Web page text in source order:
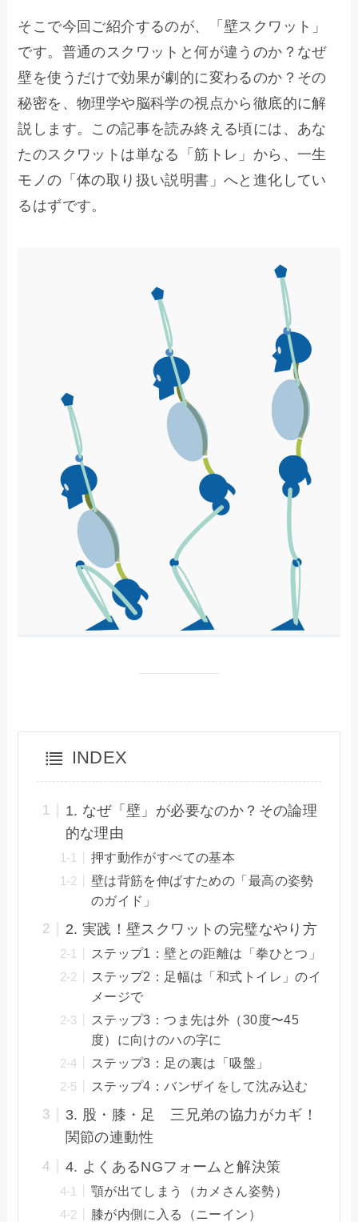
そこで今回ご紹介するのが、「壁スクワット」
です。普通のスクワットと何が違うのか？なぜ
壁を使うだけで効果が劇的に変わるのか？その
秘密を、物理学や脳科学の視点から徹底的に解
説します。この記事を読み終える頃には、あな
たのスクワットは単なる「筋トレ」から、一生
モノの「体の取り扱い説明書」へと進化してい
るはずです。
INDEX
1. なぜ「壁」が必要なのか？その論理
的な理由
押す動作がすべての基本
壁は背筋を伸ばすための「最高の姿勢
のガイド」
2. 実践！壁スクワットの完璧なやり方
ステップ1：壁との距離は「拳ひとつ」
ステップ2：足幅は「和式トイレ」のイ
メージで
ステップ3：つま先は外（30度〜45
度）に向けのハの字に
ステップ3：足の裏は「吸盤」
ステップ4：バンザイをして沈み込む
3. 股・膝・足 三兄弟の協力がカギ！
関節の連動性
4. よくあるNGフォームと解決策
顎が出てしまう（カメさん姿勢）
膝が内側に入る（ニーイン）